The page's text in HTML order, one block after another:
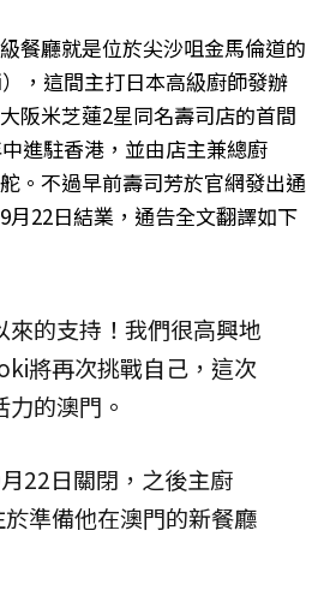
餐廳就是位於尖沙咀金馬倫道的
，這間主打日本高級廚師發辦
阪米芝蓮2星同名壽司店的首間
進駐香港，並由店主兼總廚
。不過早前壽司芳於官網發出通
月22日結業，通告全文翻譯如下
來的支持！我們很高興地
將再次挑戰自己，這次
的澳門。
22日關閉，之後主廚
準備他在澳門的新餐廳